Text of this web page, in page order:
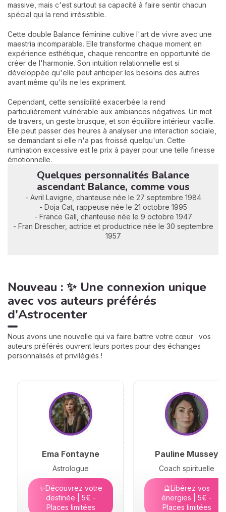
massive, mais c'est surtout sa capacité à faire sentir chacun
spécial qui la rend irrésistible.
Cette double Balance féminine cultive l'art de vivre avec une
maestria incomparable. Elle transforme chaque moment en
expérience esthétique, chaque rencontre en opportunité de
créer de l'harmonie. Son intuition relationnelle est si
développée qu'elle peut anticiper les besoins des autres
avant même qu'ils ne les expriment.
Cependant, cette sensibilité exacerbée la rend
particulièrement vulnérable aux ambiances négatives. Un mot
de travers, un geste brusque, et son équilibre intérieur vacille.
Elle peut passer des heures à analyser une interaction sociale,
se demandant si elle n'a pas froissé quelqu'un. Cette
rumination excessive est le prix à payer pour une telle finesse
émotionnelle.
Quelques personnalités Balance
ascendant Balance, comme vous
- Avril Lavigne, chanteuse née le 27 septembre 1984
- Doja Cat, rappeuse née le 21 octobre 1995
- France Gall, chanteuse née le 9 octobre 1947
- Fran Drescher, actrice et productrice née le 30 septembre
1957
Nouveau : ✨ Une connexion unique
avec vos auteurs préférés
d'Astrocenter
Nous avons une nouvelle qui va faire battre votre cœur : vos
auteurs préférés ouvrent leurs portes pour des échanges
personnalisés et privilégiés !
Ema Fontayne
Astrologue
✨Découvrez votre
destinée | 5€ -
Places limitées
Pauline Mussey
Coach spirituelle
🔮Libérez vos
énergies | 5€ -
Places limitées